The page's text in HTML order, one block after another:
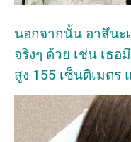
นอกจากนั้น อาสึนะ
จริงๆ ด้วย เช่น เธอ
สูง 155 เซ็นติเมตร